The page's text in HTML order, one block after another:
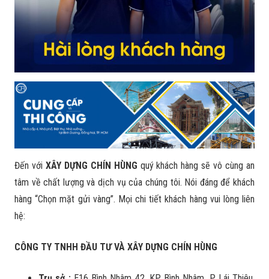
Đến với XÂY DỰNG CHÍN HÙNG quý khách hàng sẽ vô cùng an
tâm về chất lượng và dịch vụ của chúng tôi. Nói đáng để khách
hàng “Chọn mặt gửi vàng”. Mọi chi tiết khách hàng vui lòng liên
hệ:
CÔNG TY TNHH ĐẦU TƯ VÀ XÂY DỰNG CHÍN HÙNG